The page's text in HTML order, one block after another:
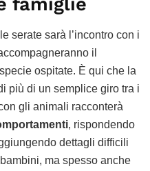
serate sarà l’incontro con i
il
ospitate. È qui che la
più di un semplice giro tra i
gli animali racconterà
, rispondendo
dettagli difficili
ma spesso anche